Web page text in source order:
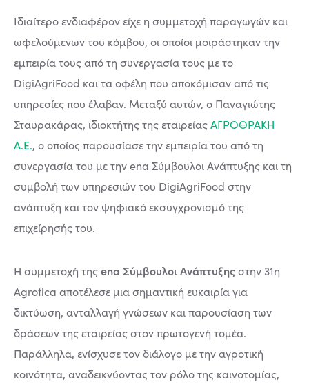
Ιδιαίτερο ενδιαφέρον είχε η συμμετοχή παραγωγών και
ωφελούμενων του κόμβου, οι οποίοι μοιράστηκαν την
εμπειρία τους από τη συνεργασία τους με το
DigiAgriFood και τα οφέλη που αποκόμισαν από τις
υπηρεσίες που έλαβαν. Μεταξύ αυτών, ο Παναγιώτης
Σταυρακάρας, ιδιοκτήτης της εταιρείαςΑΓΡΟΘΡΑΚΗ
Α.Ε., ο οποίος παρουσίασε την εμπειρία του από τη
συνεργασία του με την ena Σύμβουλοι Ανάπτυξης και τη
συμβολή των υπηρεσιών του DigiAgriFood στην
ανάπτυξη και τον ψηφιακό εκσυγχρονισμό της
επιχείρησής του.
Η συμμετοχή τηςena Σύμβουλοι Ανάπτυξηςστην 31η
Agrotica αποτέλεσε μια σημαντική ευκαιρία για
δικτύωση, ανταλλαγή γνώσεων και παρουσίαση των
δράσεων της εταιρείας στον πρωτογενή τομέα.
Παράλληλα, ενίσχυσε τον διάλογο με την αγροτική
κοινότητα, αναδεικνύοντας τον ρόλο της καινοτομίας,